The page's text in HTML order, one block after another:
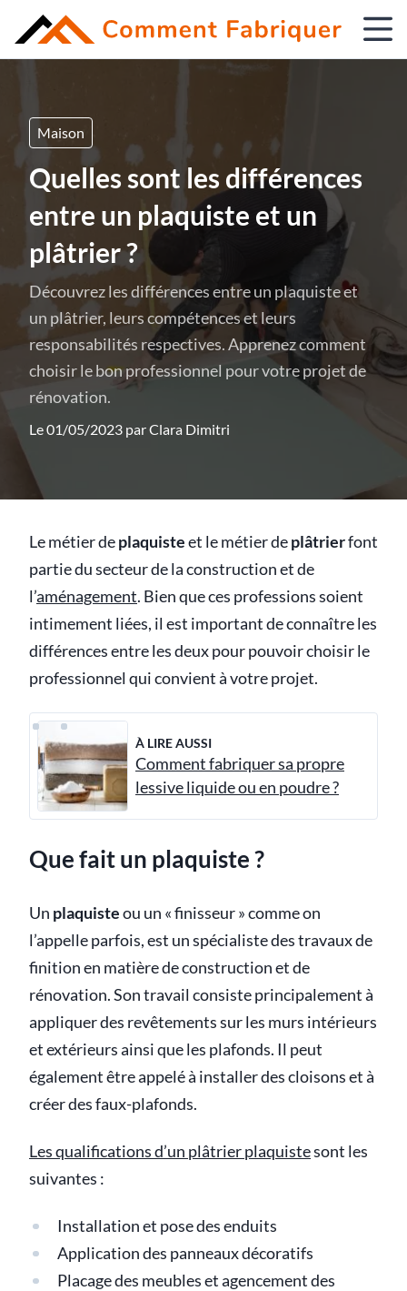
Maison
Quelles sont les différences
entre un plaquiste et un
plâtrier ?
Découvrez les différences entre un plaquiste et
un plâtrier, leurs compétences et leurs
responsabilités respectives. Apprenez comment
choisir le bon professionnel pour votre projet de
rénovation.
Le 01/05/2023 parClara Dimitri
Le métier deplaquisteet le métier deplâtrierfont
partie du secteur de la construction et de
l’aménagement. Bien que ces professions soient
intimement liées, il est important de connaître les
différences entre les deux pour pouvoir choisir le
professionnel qui convient à votre projet.
À LIRE AUSSI
Comment fabriquer sa propre
lessive liquide ou en poudre ?
Que fait un plaquiste ?
Un plaquisteou un « finisseur » comme on
l’appelle parfois, est un spécialiste des travaux de
finition en matière de construction et de
rénovation. Son travail consiste principalement à
appliquer des revêtements sur les murs intérieurs
et extérieurs ainsi que les plafonds. Il peut
également être appelé à installer des cloisons et à
créer des faux-plafonds.
Les qualifications d’un plâtrier plaquistesont les
suivantes :
Installation et pose des enduits
Application des panneaux décoratifs
Placage des meubles et agencement des